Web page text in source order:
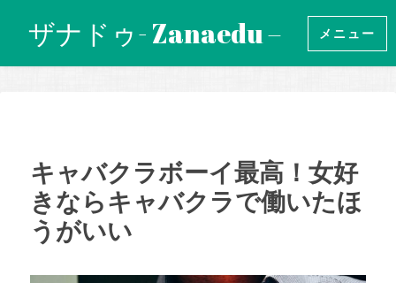
テ
ザナドゥ- Zanaedu – メニュー
キャバクラボーイ最高！女好
きならキャバクラで働いたほ
うがいい